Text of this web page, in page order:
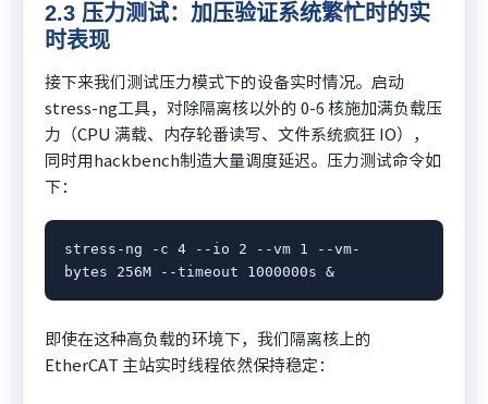
2.3 压力测试：加压验证系统繁忙时的实
时表现
接下来我们测试压力模式下的设备实时情况。启动
stress-ng工具，对除隔离核以外的 0-6 核施加满负载压
力（CPU 满载、内存轮番读写、文件系统疯狂 IO），
同时用hackbench制造大量调度延迟。压力测试命令如
下：
stress-ng -c 4 --io 2 --vm 1 --vm-
bytes 256M --timeout 1000000s &
即使在这种高负载的环境下，我们隔离核上的
EtherCAT 主站实时线程依然保持稳定：